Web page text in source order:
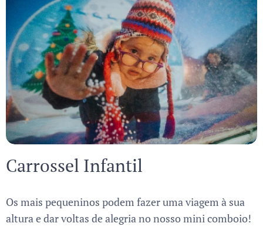
Carrossel Infantil
Os mais pequeninos podem fazer uma viagem à sua
altura e dar voltas de alegria no nosso mini comboio!